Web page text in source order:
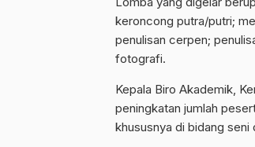
keroncong putra/putri;
penulisan cerpen;
fotografi.
Kepala Biro Akademik,
peningkatan jumlah
khususnya di bidang